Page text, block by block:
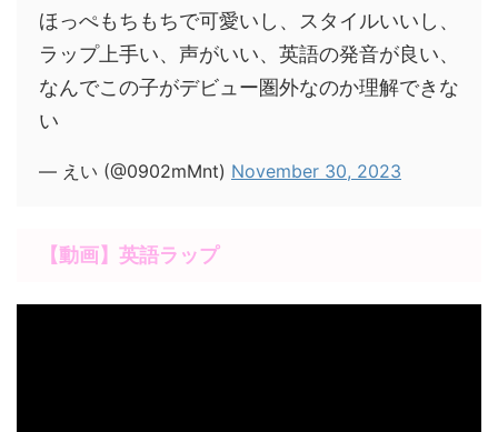
ほっぺもちもちで可愛いし、スタイルいいし、
ラップ上手い、声がいい、英語の発音が良い、
なんでこの子がデビュー圏外なのか理解できな
い
— えい (@0902mMnt) November 30, 2023
【動画】英語ラップ